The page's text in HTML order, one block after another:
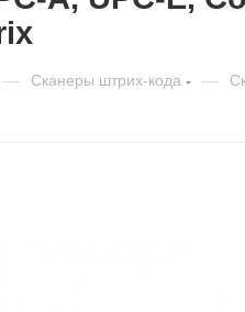
— Сканеры штрих-кода —